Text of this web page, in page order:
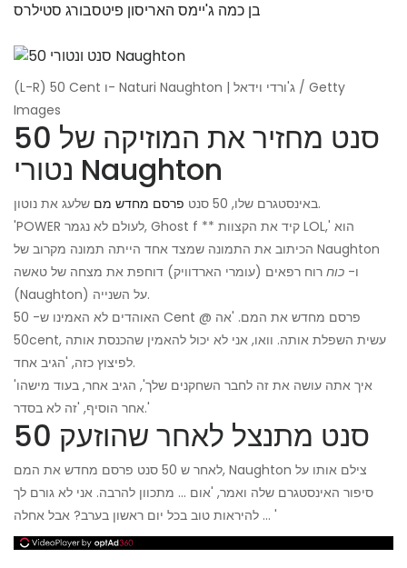
בן כמה ג'יימס האריסון פיטסבורג סטילרס
(L-R) 50 Cent ו- Naturi Naughton | ג'ורדי וידאל / Getty
Images
50 סנט מחזיר את המוזיקה של
נטורי Naughton
באינסטגרם שלו, 50 סנט פרסם מחדש מם
שלעג את נוטון.
'POWER לעולם לא נגמר, Ghost f ** קיד את הקצוות LOL,' הוא
הכיתוב את התמונה שמצד אחד הייתה תמונה מקרוב של Naughton
ו- כוח רוח רפאים (עומרי הארדוויק) דוחפת את מצחה של טאשה
(Naughton) על השנייה.
האוהדים לא האמינו ש- 50 Cent פרסם מחדש את המם. 'אה @
50cent, עשית השפלת אותה. וואו, אני לא יכול להאמין שהכנסת אותה
לפיצוץ כזה, 'הגיב אחד.
'איך אתה עושה את זה לחבר השחקנים שלך', הגיב אחר, בעוד מישהו
אחר הוסיף, 'זה לא בסדר.'
50 סנט מתנצל לאחר שהוזעק
לאחר ש 50 סנט פרסם מחדש את המם, Naughton צילם אותו על
סיפור האינסטגרם שלה ואמר, 'אום ... מתכוון להרבה. אני לא גורם לך
להיראות טוב בכל יום ראשון בערב? אבל אחלה ... '